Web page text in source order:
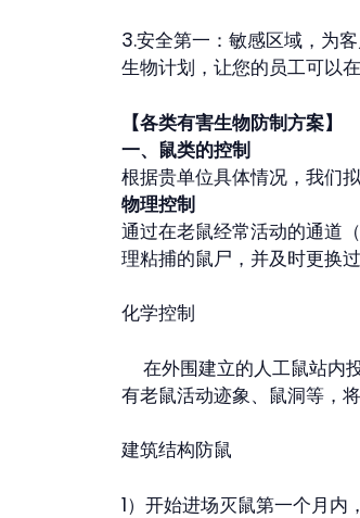
3.安全第一：敏感区域，为
生物计划，让您的员工可以
【各类有害生物防制方案】
一、鼠类的控制
根据贵单位具体情况，我们
物理控制
通过在老鼠经常活动的通道
理粘捕的鼠尸，并及时更换过
化学控制
在外围建立的人工鼠站内
有老鼠活动迹象、鼠洞等，
建筑结构防鼠
1）开始进场灭鼠第一个月内